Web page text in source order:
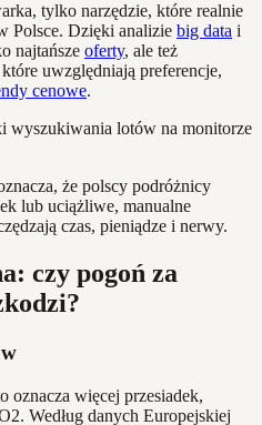
tylko narzędzie, które realnie
Polsce. Dzięki analizie big data i
najtańsze oferty, ale też
uwzględniają preferencje,
cenowe.
że polscy podróżnicy
lub uciążliwe, manualne
czas, pieniądze i nerwy.
czy pogoń za
oznacza więcej przesiadek,
Według danych Europejskiej